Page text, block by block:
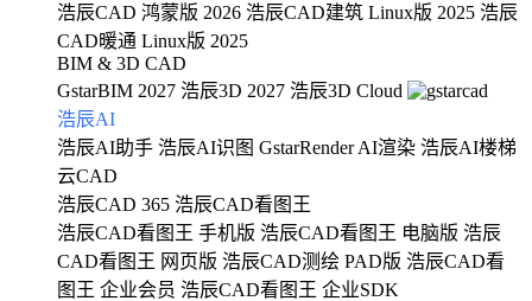
浩辰CAD 鸿蒙版 2026 浩辰CAD建筑 Linux版 2025 浩辰
CAD暖通 Linux版 2025
BIM & 3D CAD
GstarBIM 2027 浩辰3D 2027 浩辰3D Cloud
浩辰AI
浩辰AI助手 浩辰AI识图 GstarRender AI渲染 浩辰AI楼梯
云CAD
浩辰CAD 365 浩辰CAD看图王
浩辰CAD看图王 手机版 浩辰CAD看图王 电脑版 浩辰
CAD看图王 网页版 浩辰CAD测绘 PAD版 浩辰CAD看
图王 企业会员 浩辰CAD看图王 企业SDK